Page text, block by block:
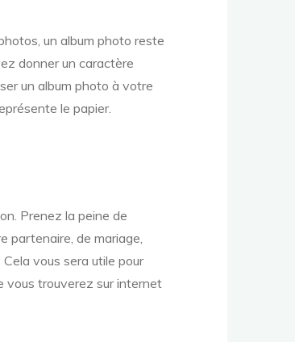
un album photo reste
donner un caractère
un album photo à votre
le papier.
Prenez la peine de
partenaire, de mariage,
Cela vous sera utile pour
vous trouverez sur internet